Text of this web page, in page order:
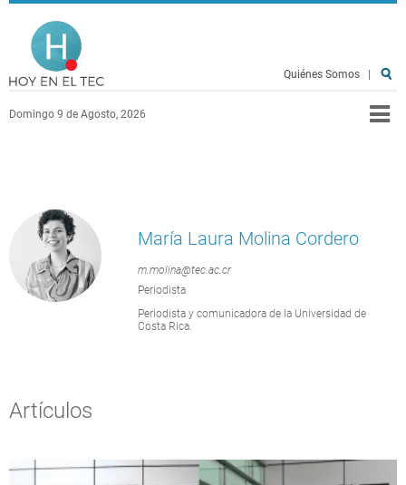
Pasar al contenido principal
Domingo 9 de Agosto, 2026
Quiénes Somos
María Laura Molina Cordero
m.molina@tec.ac.cr
Periodista
Periodista y comunicadora de la Universidad de
Costa Rica.
Artículos